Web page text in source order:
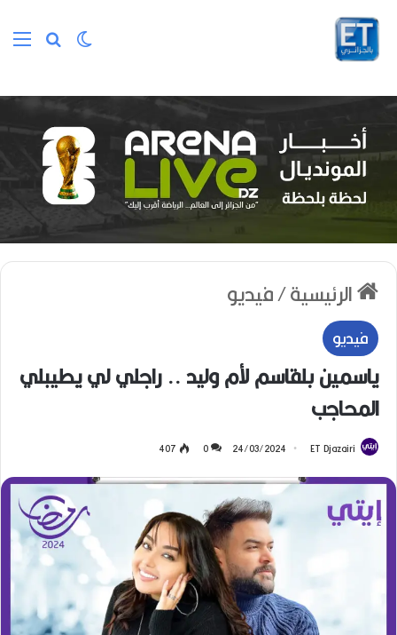
بحث عن
الوضع المظلم
الرئيسية/فيديو
فيديو
ياسمين بلقاسم لأم وليد .. راجلي لي يطيبلي
المحاجب
ET Djazairi
24/03/2024
0
407